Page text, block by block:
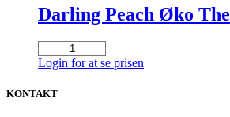
Darling Peach Øko The
Darling
Peach
The
Login for at se prisen
KONTAKT